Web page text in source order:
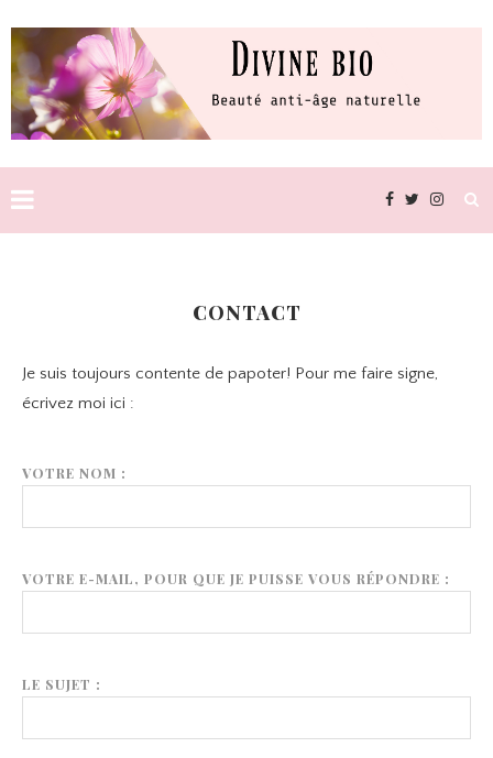
CONTACT
Je suis toujours contente de papoter! Pour me faire signe,
écrivez moi ici :
VOTRE NOM :
VOTRE E-MAIL, POUR QUE JE PUISSE VOUS RÉPONDRE :
LE SUJET :